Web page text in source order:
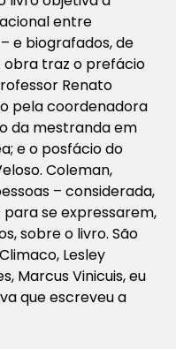
entre
e biografados, de
obra traz o prefácio
Renato
pela coordenadora
da mestranda em
e o posfácio do
Coleman,
– considerada,
se expressarem,
sobre o livro. São
Lesley
Marcus Vinicuis, eu
que escreveu a